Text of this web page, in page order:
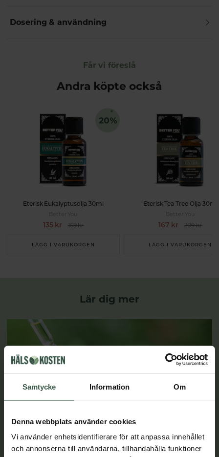
Samtycke Information Om
Denna webbplats använder cookies
Vi använder enhetsidentifierare för att anpassa innehållet
och annonserna till användarna, tillhandahålla funktioner
Dosering & användning
Får vi föreslå
Andra köpte också
Eterisk Eukalyptusolja 30ml
Better You
135 kr 169 kr
LÄGG I VARUKORGEN
Eterisk Tea Tree Olja 30ml
Better You
167 kr 209 kr
LÄGG I VARUKORGEN
Lär dig mer